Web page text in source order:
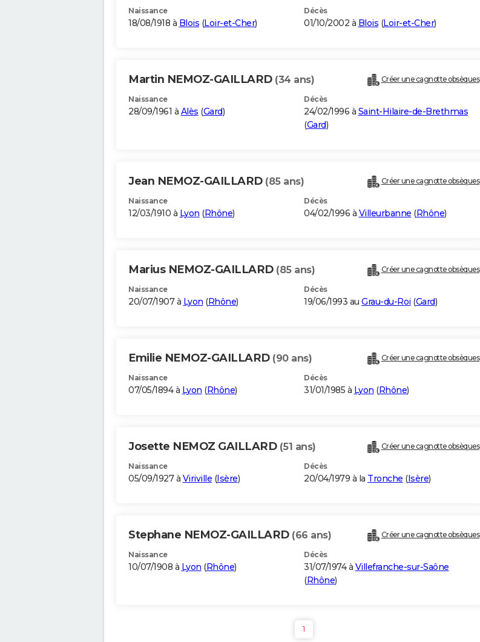
Naissance
18/08/1918 à Blois (Loir-et-Cher)
Décès
01/10/2002 à Blois (Loir-et-Cher)
Martin NEMOZ-GAILLARD (34 ans) Créer une cagnotte obsèques
Naissance
28/09/1961 à Alès (Gard)
Décès
24/02/1996 à Saint-Hilaire-de-Brethmas
(Gard)
Jean NEMOZ-GAILLARD (85 ans) Créer une cagnotte obsèques
Naissance
12/03/1910 à Lyon (Rhône)
Décès
04/02/1996 à Villeurbanne (Rhône)
Marius NEMOZ-GAILLARD (85 ans) Créer une cagnotte obsèques
Naissance
20/07/1907 à Lyon (Rhône)
Décès
19/06/1993 au Grau-du-Roi (Gard)
Emilie NEMOZ-GAILLARD (90 ans) Créer une cagnotte obsèques
Naissance
07/05/1894 à Lyon (Rhône)
Décès
31/01/1985 à Lyon (Rhône)
Josette NEMOZ GAILLARD (51 ans) Créer une cagnotte obsèques
Naissance
05/09/1927 à Viriville (Isère)
Décès
20/04/1979 à la Tronche (Isère)
Stephane NEMOZ-GAILLARD (66 ans) Créer une cagnotte obsèques
Naissance
10/07/1908 à Lyon (Rhône)
Décès
31/07/1974 à Villefranche-sur-Saône
(Rhône)
1